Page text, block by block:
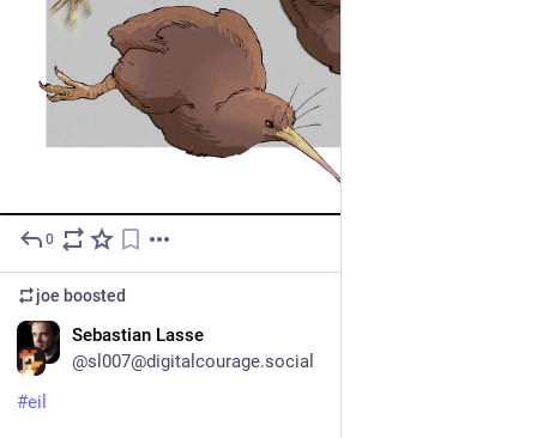
0
joe boosted
Sebastian Lasse
@sl007@digitalcourage.social
#eil